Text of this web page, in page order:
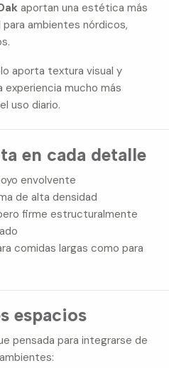
aportan una estética más
ambientes nórdicos,
aporta textura visual y
mucho más
uso diario.
en cada detalle
envolvente
de alta densidad
firme estructuralmente
comidas largas como para
espacios
pensada para integrarse de